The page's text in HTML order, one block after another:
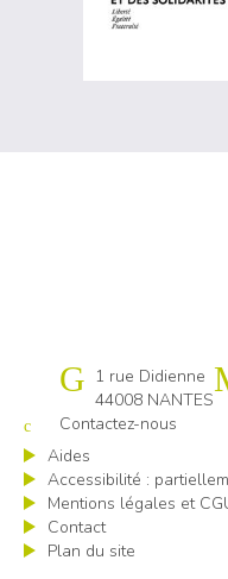
Cap emploi 44
1 rue Didienne
44008 NANTES
Contactez-nous
Aides
Accessibilité :
Mentions légales et
Contact
Plan du site